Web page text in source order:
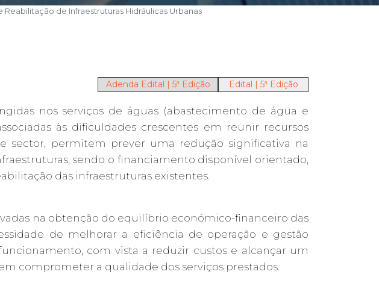
de Infraestruturas Hidráulicas Urbanas
Edital | 5ª Edição
Adenda Edital | 5ª Edição
nos serviços de águas (abastecimento de água e
às dificuldades crescentes em reunir recursos
sector, permitem prever uma redução significativa na
sendo o financiamento disponível orientado,
das infraestruturas existentes.
na obtenção do equilíbrio económico-financeiro das
de melhorar a eficiência de operação e gestão
com vista a reduzir custos e alcançar um
comprometer a qualidade dos serviços prestados.